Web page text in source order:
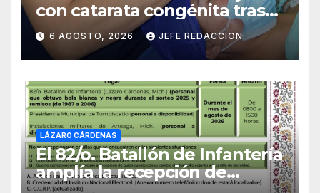
con catarata congénita tras
23 años de limitación visual
6 AGOSTO, 2026 JEFE REDACCION
LÁZARO CÁRDENAS
El 82/o. Batallón de Infantería
amplía la recepción de